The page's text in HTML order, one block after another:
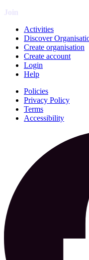
Join
Activities
Discover
Create organisation
Create account
Login
Help
Policies
Privacy Policy
Terms
Accessibility